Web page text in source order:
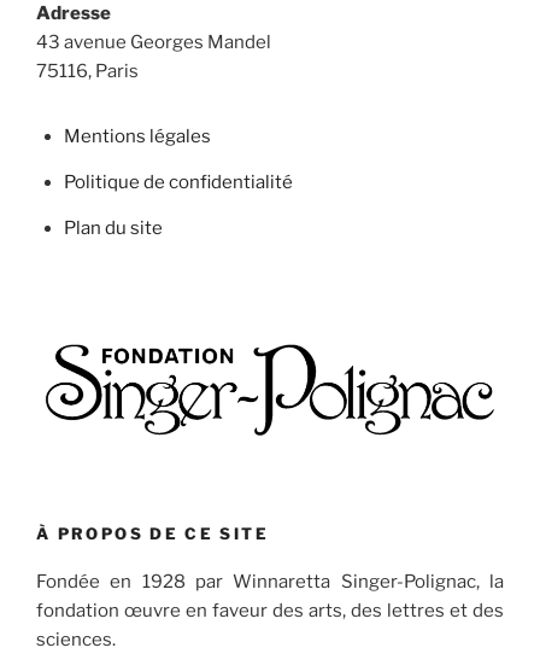
Adresse
43 avenue Georges Mandel
75116, Paris
Mentions légales
Politique de confidentialité
Plan du site
À PROPOS DE CE SITE
Fondée en 1928 par Winnaretta Singer-Polignac, la
fondation œuvre en faveur des arts, des lettres et des
sciences.